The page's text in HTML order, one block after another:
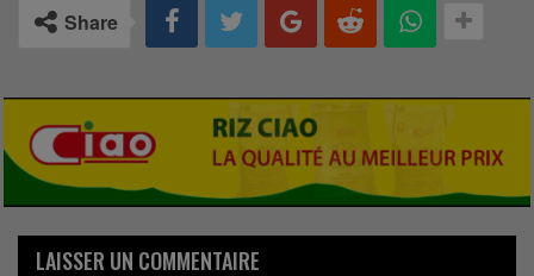
Share
LAISSER UN COMMENTAIRE